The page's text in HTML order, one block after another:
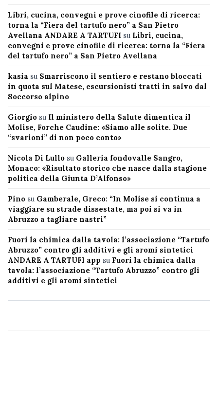
Libri, cucina, convegni e prove cinofile di ricerca:
torna la “Fiera del tartufo nero” a San Pietro
Avellana ANDARE A TARTUFI su Libri, cucina,
convegni e prove cinofile di ricerca: torna la “Fiera
del tartufo nero” a San Pietro Avellana
kasia su Smarriscono il sentiero e restano bloccati
in quota sul Matese, escursionisti tratti in salvo dal
Soccorso alpino
Giorgio su Il ministero della Salute dimentica il
Molise, Forche Caudine: «Siamo alle solite. Due
“svarioni” di non poco conto»
Nicola Di Lullo su Galleria fondovalle Sangro,
Monaco: «Risultato storico che nasce dalla stagione
politica della Giunta D’Alfonso»
Pino su Gamberale, Greco: “In Molise si continua a
viaggiare su strade dissestate, ma poi si va in
Abruzzo a tagliare nastri”
Fuori la chimica dalla tavola: l’associazione “Tartufo
Abruzzo” contro gli additivi e gli aromi sintetici
ANDARE A TARTUFI app su Fuori la chimica dalla
tavola: l’associazione “Tartufo Abruzzo” contro gli
additivi e gli aromi sintetici